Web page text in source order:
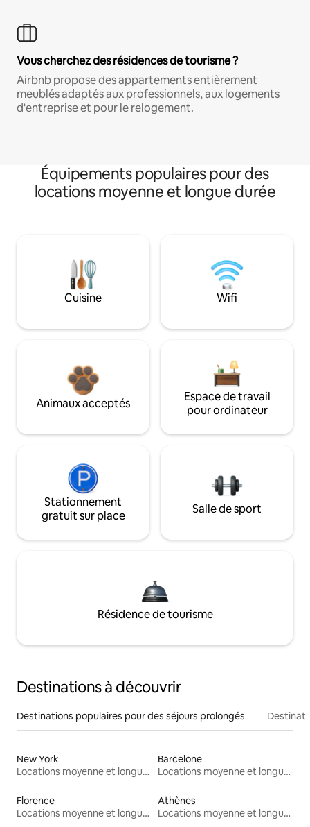
Vous cherchez des résidences de tourisme ?
Airbnb propose des appartements entièrement
meublés adaptés aux professionnels, aux logements
d'entreprise et pour le relogement.
Équipements populaires pour des
locations moyenne et longue durée
Cuisine Wifi
Animaux acceptés
Espace de travail
pour ordinateur
Stationnement
gratuit sur place
Salle de sport
Résidence de tourisme
Destinations à découvrir
Destinations populaires pour des séjours prolongés
New York
Locations moyenne et longue durée
Barcelone
Locations moyenne et longue durée
Florence
Locations moyenne et longue durée
Athènes
Locations moyenne et longue durée